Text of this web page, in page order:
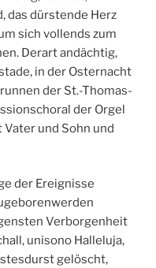
das dürstende Herz
sich vollends zum
Derart andächtig,
in der Osternacht
der St.-Thomas-
der Orgel
und Sohn und
der Ereignisse
Verborgenheit
unisono Halleluja,
gelöscht,